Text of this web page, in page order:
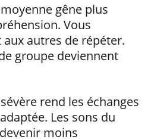
gêne plus
Vous
autres de répéter.
groupe deviennent
rend les échanges
Les sons du
moins